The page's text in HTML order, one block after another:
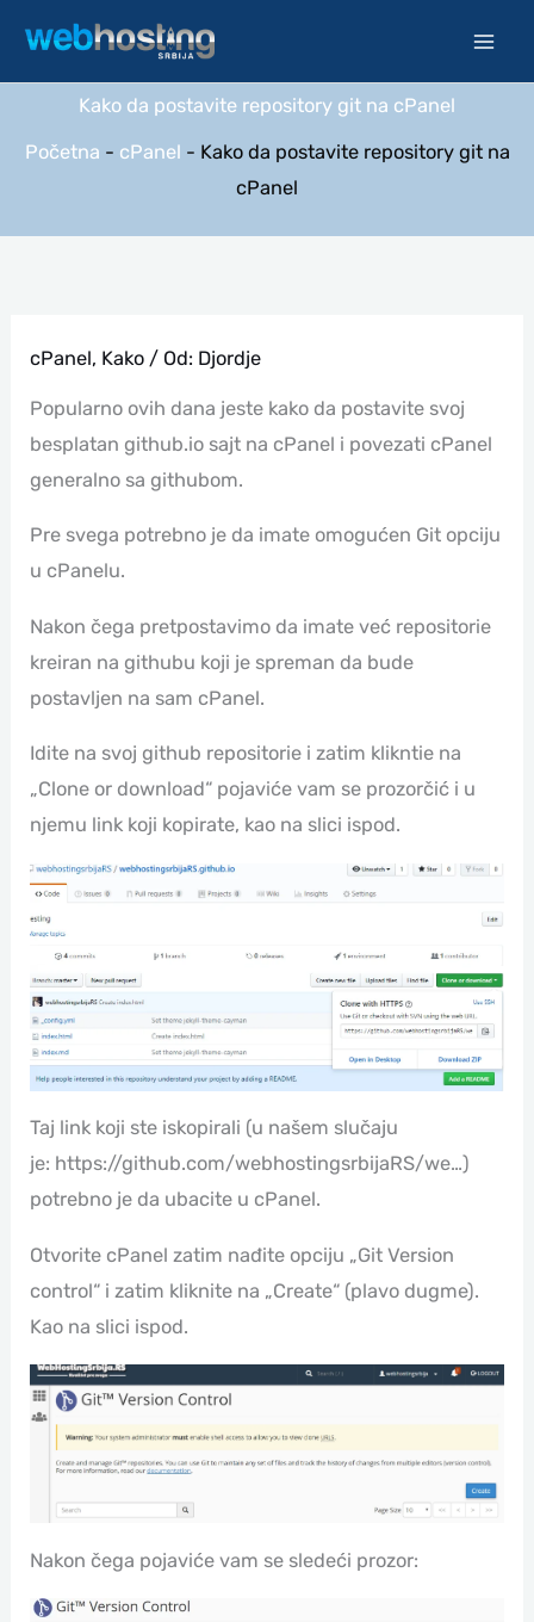
sadržaj
Kako da postavite repository git na cPanel
Početna - cPanel - Kako da postavite repository git na
cPanel
cPanel, Kako / Od: Djordje
Popularno ovih dana jeste kako da postavite svoj
besplatan github.io sajt na cPanel i povezati cPanel
generalno sa githubom.
Pre svega potrebno je da imate omogućen Git opciju
u cPanelu.
Nakon čega pretpostavimo da imate već repositorie
kreiran na githubu koji je spreman da bude
postavljen na sam cPanel.
Idite na svoj github repositorie i zatim klikntie na
„Clone or download“ pojaviće vam se prozorčić i u
njemu link koji kopirate, kao na slici ispod.
Taj link koji ste iskopirali (u našem slučaju
je: https://github.com/webhostingsrbijaRS/we…)
potrebno je da ubacite u cPanel.
Otvorite cPanel zatim nađite opciju „Git Version
control“ i zatim kliknite na „Create“ (plavo dugme).
Kao na slici ispod.
Nakon čega pojaviće vam se sledeći prozor: